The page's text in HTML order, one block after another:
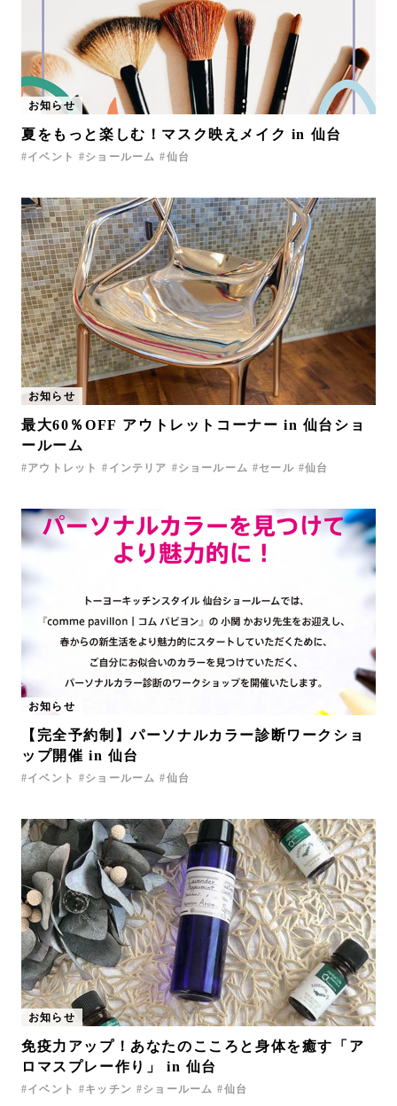
お知らせ
夏をもっと楽しむ！マスク映えメイク in 仙台
イベント ショールーム 仙台
お知らせ
最大60％OFF アウトレットコーナー in 仙台ショ
ールーム
アウトレット インテリア ショールーム セール 仙台
お知らせ
【完全予約制】パーソナルカラー診断ワークショ
ップ開催 in 仙台
イベント ショールーム 仙台
お知らせ
免疫力アップ！あなたのこころと身体を癒す「ア
ロマスプレー作り」 in 仙台
イベント キッチン ショールーム 仙台